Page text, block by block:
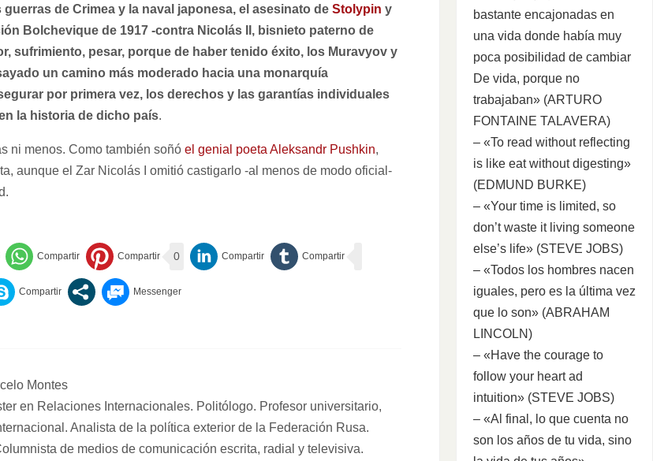
de Crimea y la naval japonesa, el asesinato de Stolypin y
Bolchevique de 1917 -contra Nicolás II, bisnieto paterno de
sufrimiento, pesar, porque de haber tenido éxito, los Muravyov y
un camino más moderado hacia una monarquía
por primera vez, los derechos y las garantías individuales
la historia de dicho país.
ni menos. Como también soñó el genial poeta Aleksandr Pushkin,
aunque el Zar Nicolás I omitió castigarlo -al menos de modo oficial-
0
Montes
en Relaciones Internacionales. Politólogo. Profesor universitario,
Analista de la política exterior de la Federación Rusa.
de medios de comunicación escrita, radial y televisiva.
bastante encajonadas en
una vida donde había muy
poca posibilidad de cambiar
De vida, porque no
trabajaban» (ARTURO
FONTAINE TALAVERA)
– «To read without reflecting
is like eat without digesting»
(EDMUND BURKE)
– «Your time is limited, so
don’t waste it living someone
else’s life» (STEVE JOBS)
– «Todos los hombres nacen
iguales, pero es la última vez
que lo son» (ABRAHAM
LINCOLN)
– «Have the courage to
follow your heart ad
intuition» (STEVE JOBS)
– «Al final, lo que cuenta no
son los años de tu vida, sino